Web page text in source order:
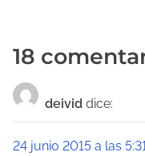
e
a
c
18
deivid dice:
24 junio 2015 a las